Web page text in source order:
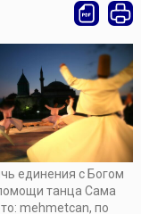
единения с Богом
танца Сама
mehmetcan, по